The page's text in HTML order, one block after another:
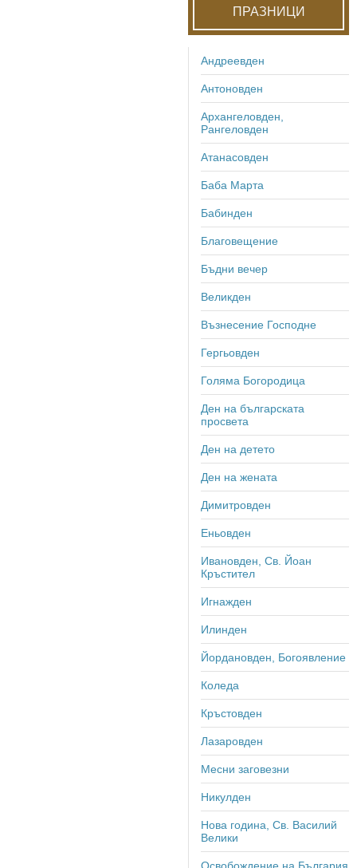
ПРАЗНИЦИ
Андреевден
Антоновден
Архангеловден,
Рангеловден
Атанасовден
Баба Марта
Бабинден
Благовещение
Бъдни вечер
Великден
Възнесение Господне
Гергьовден
Голяма Богородица
Ден на българската
просвета
Ден на детето
Ден на жената
Димитровден
Еньовден
Ивановден, Св. Йоан
Кръстител
Игнажден
Илинден
Йордановден, Богоявление
Коледа
Кръстовден
Лазаровден
Месни заговезни
Никулден
Нова година, Св. Василий
Велики
Освобождение на България